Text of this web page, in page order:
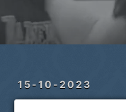
15-10-2023
Privatlektioner